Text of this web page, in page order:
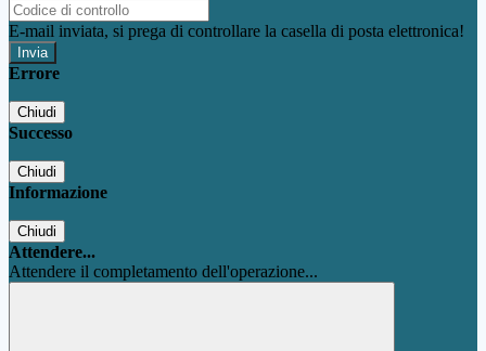
E-mail inviata, si prega di controllare la casella di posta elettronica!
Errore
Chiudi
Successo
Chiudi
Informazione
Chiudi
Attendere...
Attendere il completamento dell'operazione...